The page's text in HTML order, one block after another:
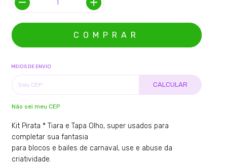
MEIOS DE ENVIO
CALCULAR
Não sei meu CEP
Kit Pirata * Tiara e Tapa Olho, super usados para
completar sua fantasia
para blocos e bailes de carnaval, use e abuse da
criatividade.